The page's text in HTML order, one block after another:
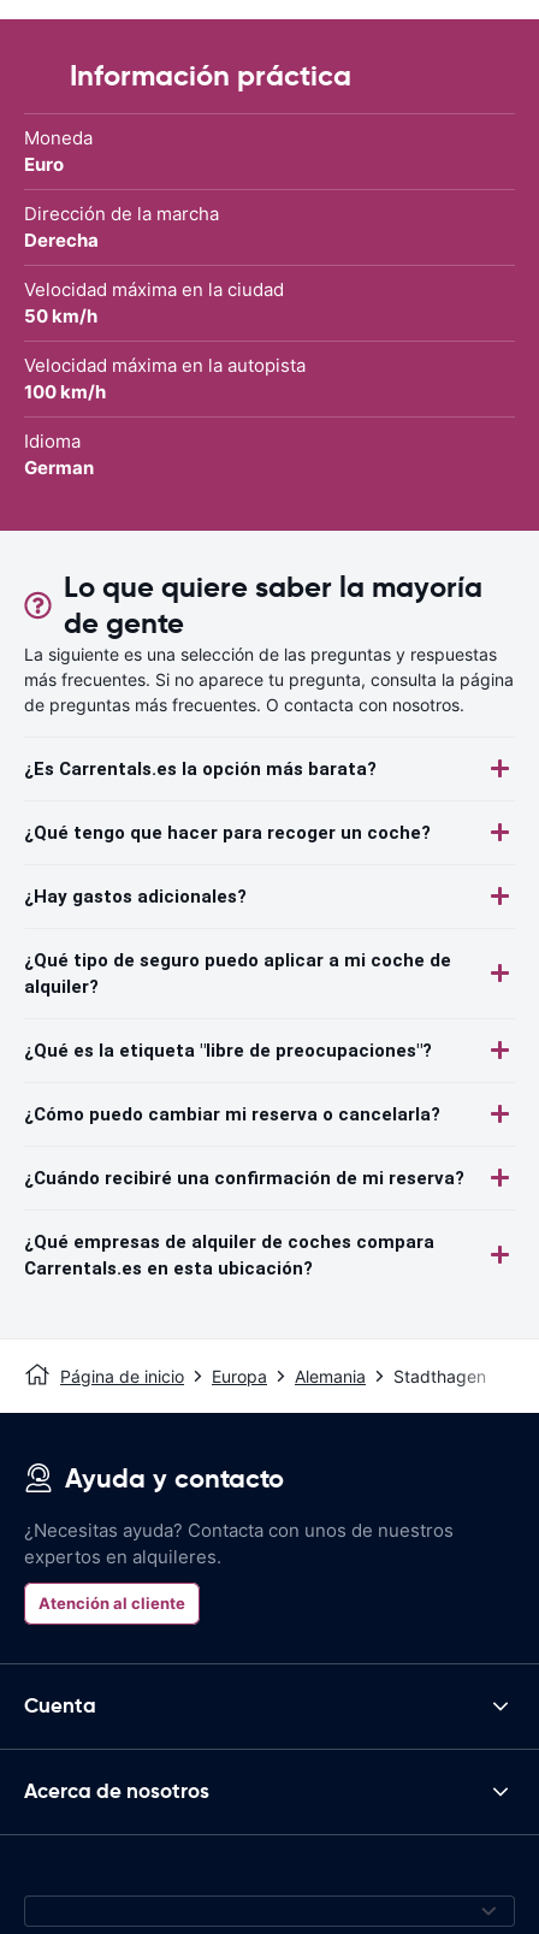
con CARRETALS. Muchas gracias.
para ALBANIA
Información práctica
Moneda
Euro
Dirección de la marcha
Derecha
Velocidad máxima en la ciudad
50 km/h
Velocidad máxima en la autopista
100 km/h
Idioma
German
Lo que quiere saber la mayoría
de gente
La siguiente es una selección de las preguntas y respuestas
más frecuentes. Si no aparece tu pregunta, consulta la página
de preguntas más frecuentes. O contacta con nosotros.
¿Es Carrentals.es la opción más barata?
¿Qué tengo que hacer para recoger un coche?
¿Hay gastos adicionales?
¿Qué tipo de seguro puedo aplicar a mi coche de
alquiler?
¿Qué es la etiqueta "libre de preocupaciones"?
¿Cómo puedo cambiar mi reserva o cancelarla?
¿Cuándo recibiré una confirmación de mi reserva?
¿Qué empresas de alquiler de coches compara
Carrentals.es en esta ubicación?
Página de inicio Europa Alemania Stadthagen
Ayuda y contacto
¿Necesitas ayuda? Contacta con unos de nuestros
expertos en alquileres.
Atención al cliente
Cuenta
Acerca de nosotros